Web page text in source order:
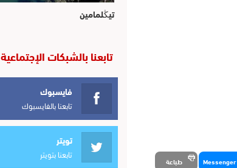
Messenger طباعة
تيڭلمامين
تابعنا بالشبكات الإجتماعية
فايسبوك
تابعنا بالفايسبوك
تويتر
تابعنا بتويتر